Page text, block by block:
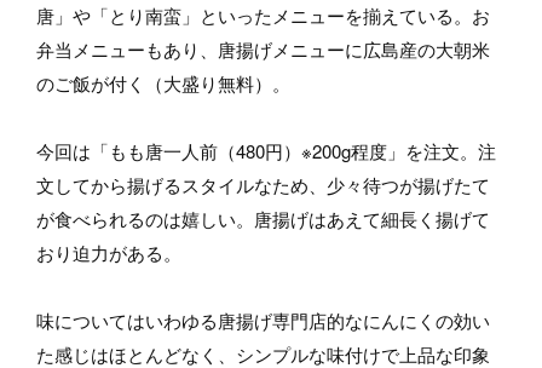
唐」や「とり南蛮」といったメニューを揃えている。お
弁当メニューもあり、唐揚げメニューに広島産の大朝米
のご飯が付く（大盛り無料）。
今回は「もも唐一人前（480円）※200g程度」を注文。注
文してから揚げるスタイルなため、少々待つが揚げたて
が食べられるのは嬉しい。唐揚げはあえて細長く揚げて
おり迫力がある。
味についてはいわゆる唐揚げ専門店的なにんにくの効い
た感じはほとんどなく、シンプルな味付けで上品な印象